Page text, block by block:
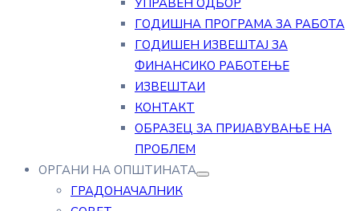
УПРАВЕН ОДБОР
ГОДИШНА ПРОГРАМА ЗА РАБОТА
ГОДИШЕН ИЗВЕШТАЈ ЗА
ФИНАНСИКО РАБОТЕЊЕ
ИЗВЕШТАИ
КОНТАКТ
ОБРАЗЕЦ ЗА ПРИЈАВУВАЊЕ НА
ПРОБЛЕМ
ОРГАНИ НА ОПШТИНАТА
ГРАДОНАЧАЛНИК